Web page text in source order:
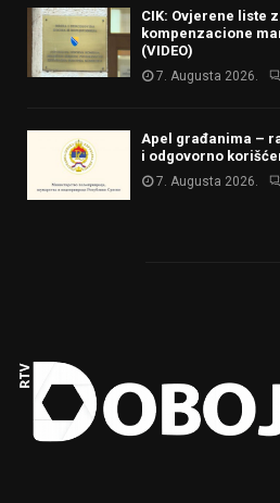
CIK: Ovjerene liste
kompenzacione
(VIDEO)
7. Augusta 2026.
Apel građanima –
i odgovorno
7. Augusta 2026.